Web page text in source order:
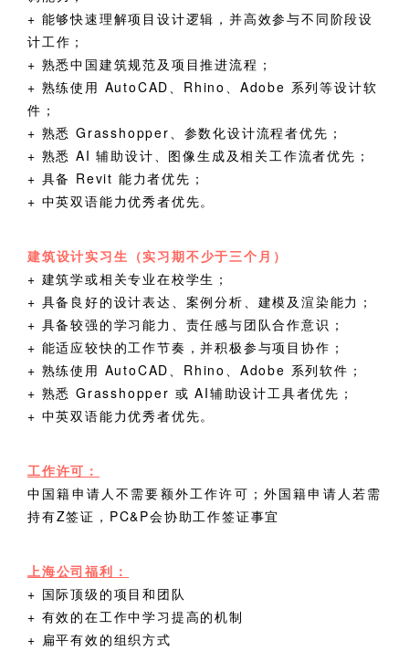
+ 能够快速理解项目设计逻辑，并高效参与不同阶段设
计工作；
+ 熟悉中国建筑规范及项目推进流程；
+ 熟练使用 AutoCAD、 Rhino 、 Adobe 系列等设计软
件；
+ 熟悉 Grasshopper、参数化设计流程者优先；
+ 熟悉 AI辅助设计、图像生成及相关工作流者优先；
+ 具备 Revit 能力者优先；
+ 中英双语能力优秀者优先。
建筑设计实习生（实习期不少于三个月）
+ 建筑学或相关专业在校学生；
+ 具备良好的设计表达、案例分析、建模及渲染能力；
+ 具备较强的学习能力、责任感与团队合作意识；
+ 能适应较快的工作节奏，并积极参与项目协作；
+ 熟练使用 AutoCAD、Rhino、Adobe 系列软件；
+ 熟悉 Grasshopper 或 AI辅助设计工具者优先；
+ 中英双语能力优秀者优先。
工作许可：
中国籍申请人不需要额外工作许可；外国籍申请人若需
持有Z签证， PC&P会协助工作签证事宜
上海公司福利：
+ 国际顶级的项目和团队
+ 有效的在工作中学习提高的机制
+ 扁平有效的组织方式